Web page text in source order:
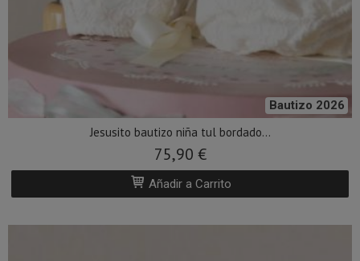
Bautizo 2026
Jesusito bautizo niña tul bordado...
75,90 €
Añadir a Carrito